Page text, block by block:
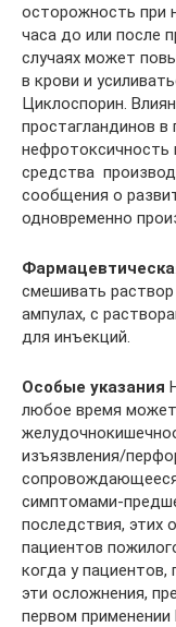
осторожность при
часа до или после
случаях может
в крови и
Циклоспорин.
простагландинов в
нефротоксичность
средства 
сообщения о
одновременно
смешивать
ампулах, с
для инъекций.
Особые указания
любое время может
изъязвления/
симптомами-
последствия, этих
пациентов
когда у
эти осложнения,
первом применении